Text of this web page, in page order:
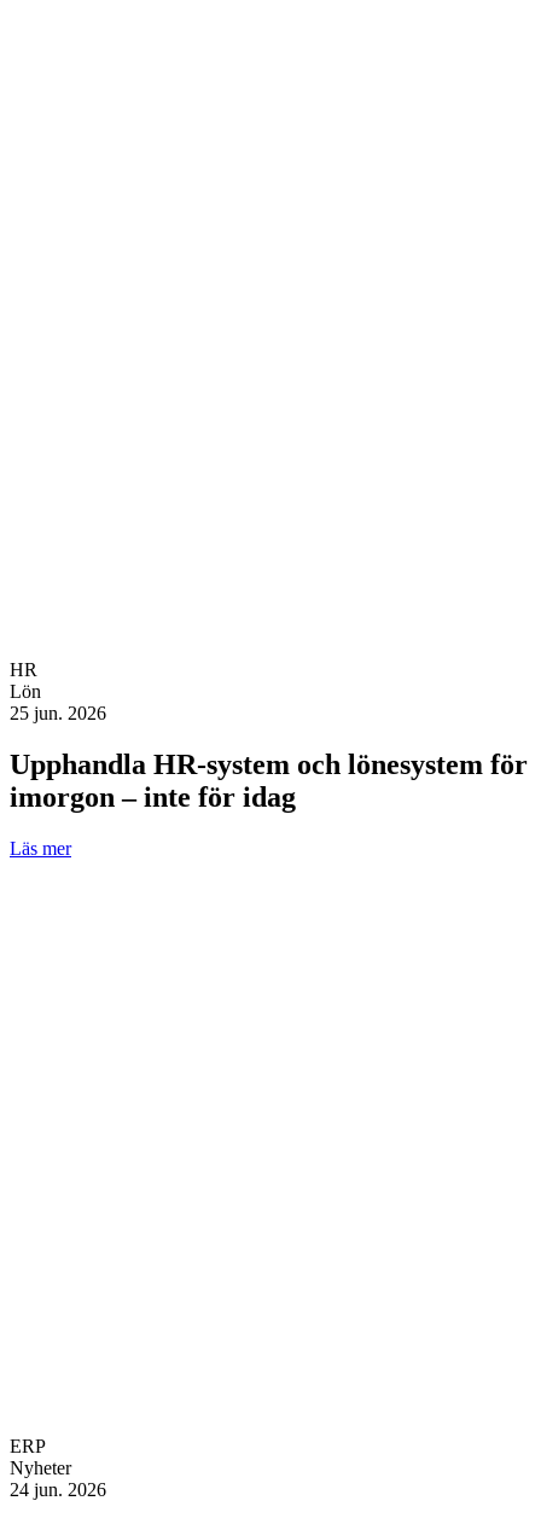
HR
Lön
25 jun. 2026
Upphandla HR-system och lönesystem för
imorgon – inte för idag
Läs mer
ERP
Nyheter
24 jun. 2026